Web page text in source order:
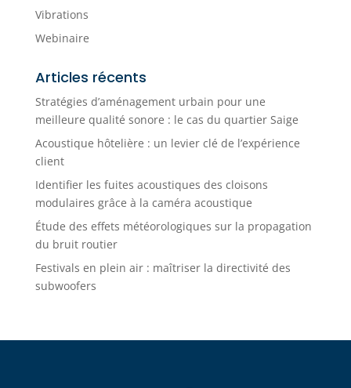
Vibrations
Webinaire
Articles récents
Stratégies d’aménagement urbain pour une
meilleure qualité sonore : le cas du quartier Saige
Acoustique hôtelière : un levier clé de l’expérience
client
Identifier les fuites acoustiques des cloisons
modulaires grâce à la caméra acoustique
Étude des effets météorologiques sur la propagation
du bruit routier
Festivals en plein air : maîtriser la directivité des
subwoofers